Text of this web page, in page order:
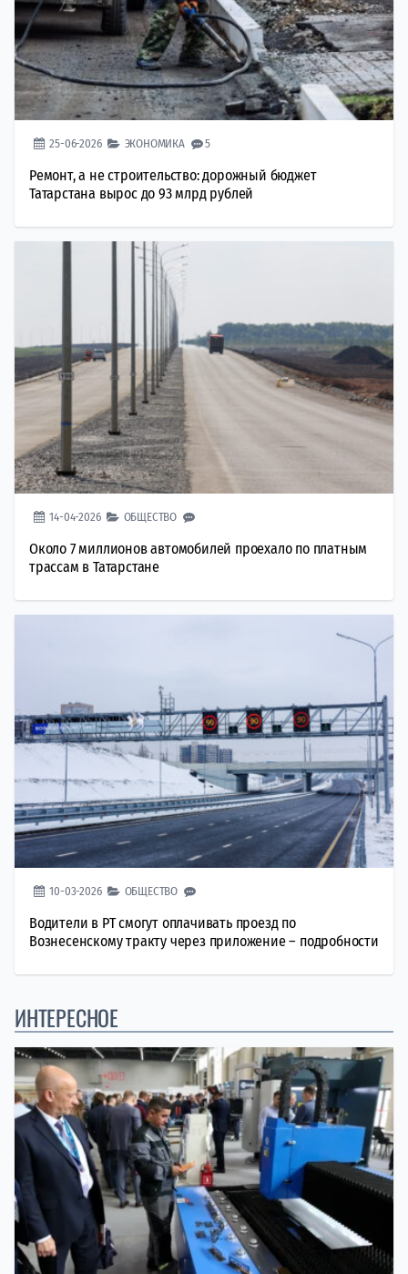
25-06-2026 ЭКОНОМИКА 5
Ремонт, а не строительство: дорожный бюджет
Татарстана вырос до 93 млрд рублей
14-04-2026 ОБЩЕСТВО
Около 7 миллионов автомобилей проехало по платным
трассам в Татарстане
10-03-2026 ОБЩЕСТВО
Водители в РТ смогут оплачивать проезд по
Вознесенскому тракту через приложение – подробности
ИНТЕРЕСНОЕ